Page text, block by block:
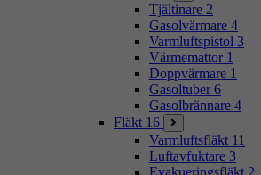
Tjältinare 2
Gasolvärmare 4
Varmluftspistol 3
Värmemattor 1
Doppvärmare 1
Gasoltuber 6
Gasolbrännare 4
Fläkt 16
Varmluftsfläkt 11
Luftavfuktare 3
Evakueringsfläkt 2